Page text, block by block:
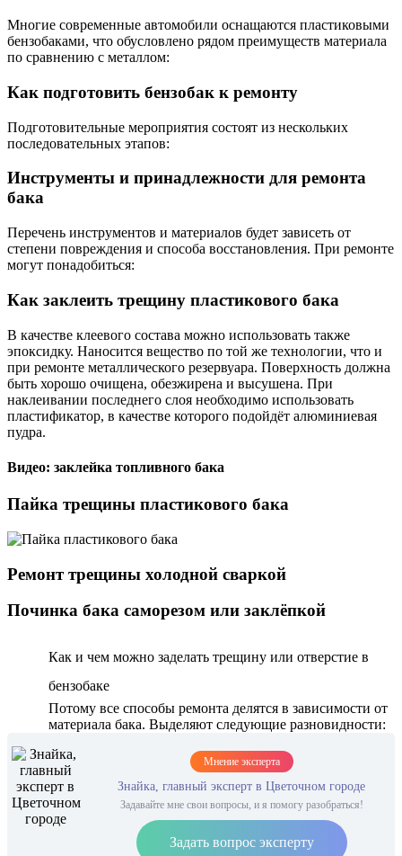
Многие современные автомобили оснащаются пластиковыми
бензобаками, что обусловлено рядом преимуществ материала
по сравнению с металлом:
Как подготовить бензобак к ремонту
Подготовительные мероприятия состоят из нескольких
последовательных этапов:
Инструменты и принадлежности для ремонта
бака
Перечень инструментов и материалов будет зависеть от
степени повреждения и способа восстановления. При ремонте
могут понадобиться:
Как заклеить трещину пластикового бака
В качестве клеевого состава можно использовать также
эпоксидку. Наносится вещество по той же технологии, что и
при ремонте металлического резервуара. Поверхность должна
быть хорошо очищена, обезжирена и высушена. При
наклеивании последнего слоя необходимо использовать
пластификатор, в качестве которого подойдёт алюминиевая
пудра.
Видео: заклейка топливного бака
Пайка трещины пластикового бака
Ремонт трещины холодной сваркой
Починка бака саморезом или заклёпкой
Как и чем можно заделать трещину или отверстие в
бензобаке
Потому все способы ремонта делятся в зависимости от
материала бака. Выделяют следующие разновидности:
Мнение эксперта
Знайка, главный эксперт в Цветочном городе
Задавайте мне свои вопросы, и я помогу разобраться!
Задать вопрос эксперту